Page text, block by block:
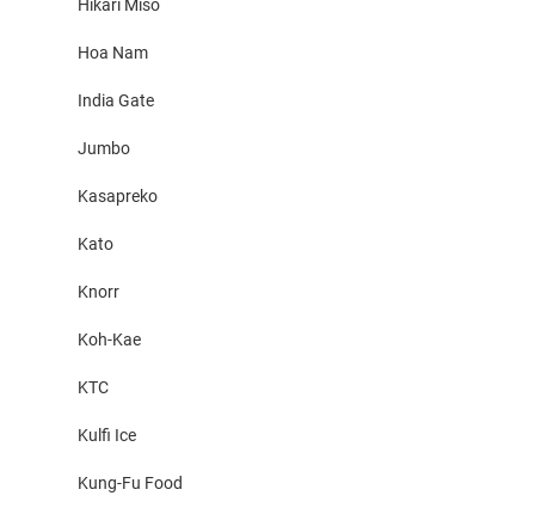
Hikari Miso
Hoa Nam
India Gate
Jumbo
Kasapreko
Kato
Knorr
Koh-Kae
KTC
Kulfi Ice
Kung-Fu Food